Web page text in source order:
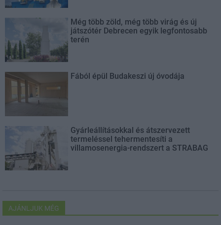
Még több zöld, még több virág és új
játszótér Debrecen egyik legfontosabb
terén
Fából épül Budakeszi új óvodája
Gyárleállításokkal és átszervezett
termeléssel tehermentesíti a
villamosenergia-rendszert a STRABAG
AJÁNLJUK MÉG